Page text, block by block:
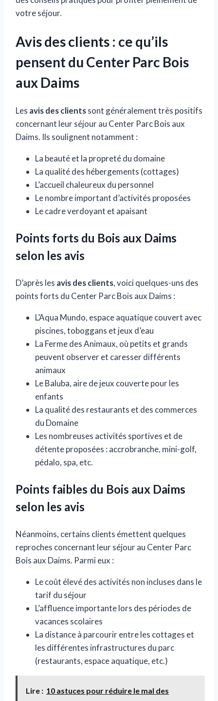
votre séjour.
Avis des clients : ce qu’ils
pensent du Center Parc Bois
aux Daims
Les avis des clientssont généralement très positifs
concernant leur séjour au Center Parc Bois aux
Daims. Ils soulignent notamment :
La beauté et la propreté du domaine
La qualité des hébergements (cottages)
L’accueil chaleureux du personnel
Le nombre important d’activités proposées
Le cadre verdoyant et apaisant
Points forts du Bois aux Daims
selon les avis
D’après les avis des clients, voici quelques-uns des
points forts du Center Parc Bois aux Daims :
L’Aqua Mundo, espace aquatique couvert avec
piscines, toboggans et jeux d’eau
La Ferme des Animaux, où petits et grands
peuvent observer et caresser différents
animaux
Le Baluba, aire de jeux couverte pour les
enfants
La qualité des restaurants et des commerces
du Domaine
Les nombreuses activités sportives et de
détente proposées : accrobranche, mini-golf,
pédalo, spa, etc.
Points faibles du Bois aux Daims
selon les avis
Néanmoins, certains clients émettent quelques
reproches concernant leur séjour au Center Parc
Bois aux Daims. Parmi eux :
Le coût élevé des activités non incluses dans le
tarif du séjour
L’affluence importante lors des périodes de
vacances scolaires
La distance à parcourir entre les cottages et
les différentes infrastructures du parc
(restaurants, espace aquatique, etc.)
Lire : 10 astuces pour réduire le mal des